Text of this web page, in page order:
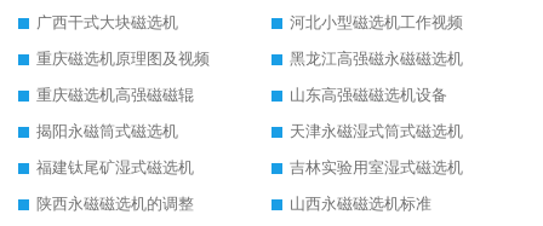
广西干式大块磁选机
河北小型磁选机工作视频
重庆磁选机原理图及视频
黑龙江高强磁永磁磁选机
重庆磁选机高强磁磁辊
山东高强磁磁选机设备
揭阳永磁筒式磁选机
天津永磁湿式筒式磁选机
福建钛尾矿湿式磁选机
吉林实验用室湿式磁选机
陕西永磁磁选机的调整
山西永磁磁选机标准